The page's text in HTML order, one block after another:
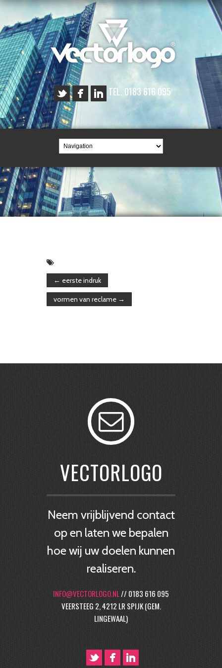
TEL. 0183 616 095
← eerste indruk
vormen van reclame →
VECTORLOGO
Neem vrijblijvend contact
op en laten we bepalen
hoe wij uw doelen kunnen
realiseren.
INFO@VECTORLOGO.NL// 0183 616 095
VEERSTEEG 2, 4212 LR SPIJK (GEM.
LINGEWAAL)